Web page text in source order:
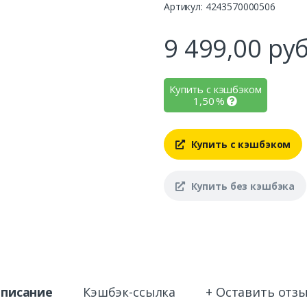
Артикул: 4243570000506
9 499,00
Купить с кэшбэком
1,50%
Купить с кэшбэком
Купить без кэшбэка
Кэшбэк-ссылка + Оставить